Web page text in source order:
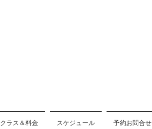
クラス＆料金 スケジュール 予約お問合せ